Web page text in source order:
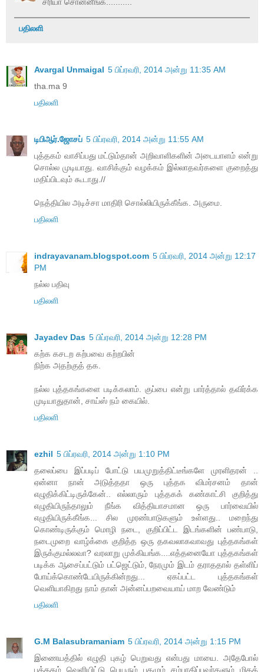
பதிலளி
Avargal Unmaigal 5 பிப்ரவரி, 2014 அன்று 11:35 AM
tha.ma 9
பதிலளி
டிபிஆர்.ஜோசப் 5 பிப்ரவரி, 2014 அன்று 11:55 AM
புத்தகம் வாசிப்பது மட்டும்தான் அறிவாளிகளின் அடையாளம் என்று
சொல்ல முடியாது. வாசிக்கும் வழக்கம் இல்லாதவர்களை குறைத்து
மதிப்பிடவும் கூடாது.//
நெத்தியில அடிச்சா மாதிரி சொல்லியிருக்கீங்க. அருமை.
பதிலளி
indrayavanam.blogspot.com 5 பிப்ரவரி, 2014 அன்று 12:17
PM
நல்ல பதிவு
பதிலளி
Jayadev Das 5 பிப்ரவரி, 2014 அன்று 12:28 PM
கற்க கசடற கற்பவை கற்றபின்
நிற்க அதற்குத் தக.
நல்ல புத்தகங்களை படிக்கலாம். குப்பை என்று பார்த்தால் தவிர்க்க
முடியாதுதான், சாய்ஸ் நம் கையில்.
பதிலளி
ezhil 5 பிப்ரவரி, 2014 அன்று 1:10 PM
தலைப்பை இப்படிப் போட்டு பயமுறுத்திட்டீங்களே முரளிதரன் ..
ஏன்னா நான் அடுத்ததா ஒரு புத்தக விமர்சனம் தான்
எழுதிக்கிட்டிருக்கேன்.. எல்லாரும் புத்தகக் கண்காட்சி குறித்து
எழுதியிருந்தாலும் நீங்க வித்தியாசமான ஒரு பார்வையில்
எழுதியிருக்கீங்க... சில முரண்பாடுகளும் உள்ளது.. மறைந்து
கொண்டிருக்கும் மொழி நடை, குறிப்பிட்ட இடங்களின் பண்பாடு,
நடைமுறை வாழ்க்கை குறித்த ஒரு தகவலாகவாவது புத்தகங்கள்
இருக்குமல்லவா? வரலாறு முக்கியங்க....எத்தனையோ புத்தகங்கள்
படிக்க ஆசைப்பட்டும் பட்ஜெட்டும், நேரமும் இடம் தராததால் தள்ளிப்
போய்க்கொண்டேயிருக்கின்றது... ஏகப்பட்ட புத்தகங்கள்
வெளியாகிறது நாம் தான் அன்னப்பறவையாய் மாற வேண்டும்
பதிலளி
G.M Balasubramaniam 5 பிப்ரவரி, 2014 அன்று 1:15 PM
இணையத்தில் எழுதி புகழ் பெறுவது என்பது மாயை. அதேபோல்
புத்தகம் வெளியிட்டு பெயரும் புகழும் சம்பாதிப்பவர்களும் மிகக்